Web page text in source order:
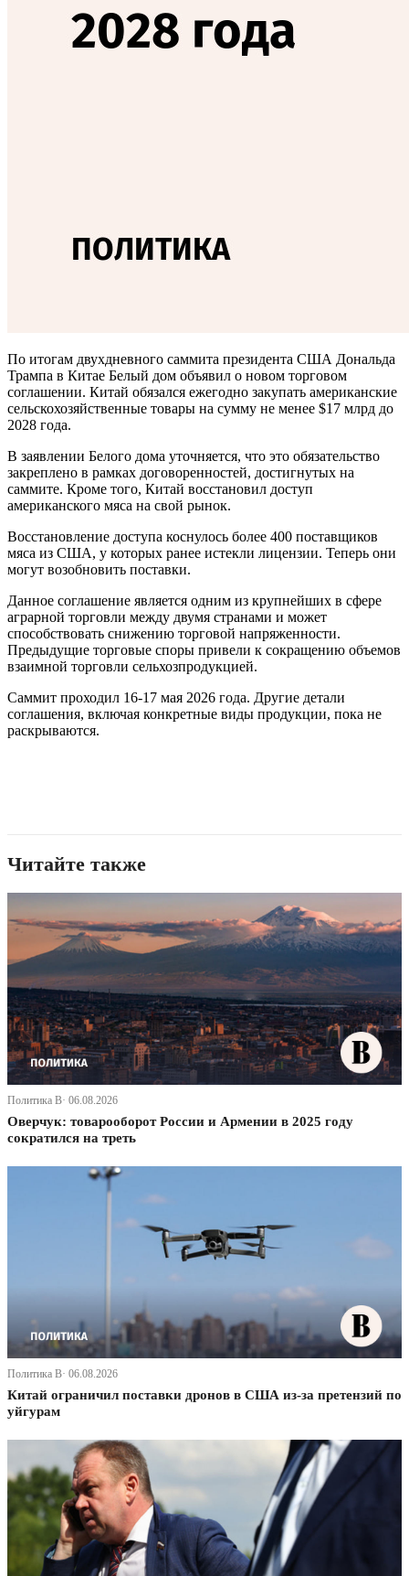
По итогам двухдневного саммита президента США Дональда
Трампа в Китае Белый дом объявил о новом торговом
соглашении. Китай обязался ежегодно закупать американские
сельскохозяйственные товары на сумму не менее $17 млрд до
2028 года.
В заявлении Белого дома уточняется, что это обязательство
закреплено в рамках договоренностей, достигнутых на
саммите. Кроме того, Китай восстановил доступ
американского мяса на свой рынок.
Восстановление доступа коснулось более 400 поставщиков
мяса из США, у которых ранее истекли лицензии. Теперь они
могут возобновить поставки.
Данное соглашение является одним из крупнейших в сфере
аграрной торговли между двумя странами и может
способствовать снижению торговой напряженности.
Предыдущие торговые споры привели к сокращению объемов
взаимной торговли сельхозпродукцией.
Саммит проходил 16-17 мая 2026 года. Другие детали
соглашения, включая конкретные виды продукции, пока не
раскрываются.
Читайте также
Политика В· 06.08.2026
Оверчук: товарооборот России и Армении в 2025 году
сократился на треть
Политика В· 06.08.2026
Китай ограничил поставки дронов в США из-за претензий по
уйгурам